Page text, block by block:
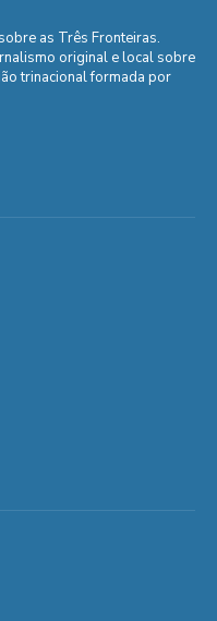
as Três Fronteiras.
original e local sobre
trinacional formada por